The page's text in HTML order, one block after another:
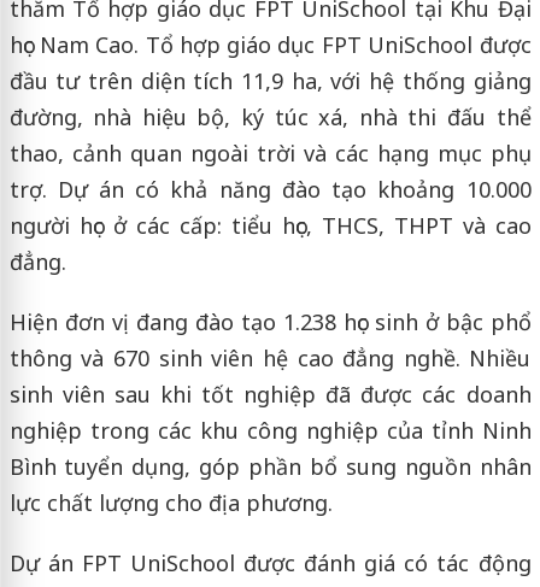
thăm Tổ hợp giáo dục FPT UniSchool tại Khu Đại
học Nam Cao. Tổ hợp giáo dục FPT UniSchool được
đầu tư trên diện tích 11,9 ha, với hệ thống giảng
đường, nhà hiệu bộ, ký túc xá, nhà thi đấu thể
thao, cảnh quan ngoài trời và các hạng mục phụ
trợ. Dự án có khả năng đào tạo khoảng 10.000
người học ở các cấp: tiểu học, THCS, THPT và cao
đẳng.
Hiện đơn vị đang đào tạo 1.238 học sinh ở bậc phổ
thông và 670 sinh viên hệ cao đẳng nghề. Nhiều
sinh viên sau khi tốt nghiệp đã được các doanh
nghiệp trong các khu công nghiệp của tỉnh Ninh
Bình tuyển dụng, góp phần bổ sung nguồn nhân
lực chất lượng cho địa phương.
Dự án FPT UniSchool được đánh giá có tác động